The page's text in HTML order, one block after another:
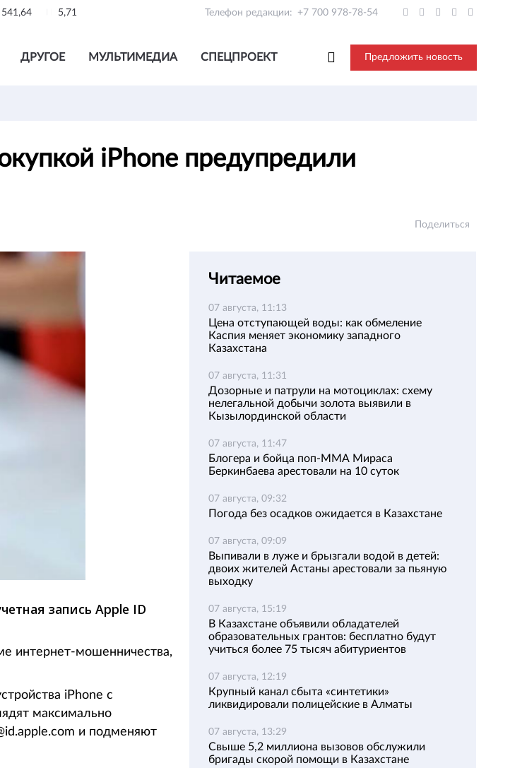
541,64 5,71 Телефон редакции: +7 700 978-78-54
ДРУГОЕ МУЛЬТИМЕДИА СПЕЦПРОЕКТ Предложить новость
iPhone предупредили
Поделиться
запись Apple ID
интернет-мошенничества,
iPhone с
максимально
и подменяют
Читаемое
07 августа, 11:13
Цена отступающей воды: как обмеление
Каспия меняет экономику западного
Казахстана
07 августа, 11:31
Дозорные и патрули на мотоциклах: схему
нелегальной добычи золота выявили в
Кызылординской области
07 августа, 11:47
Блогера и бойца поп-ММА Мираса
Беркинбаева арестовали на 10 суток
07 августа, 09:32
Погода без осадков ожидается в Казахстане
07 августа, 09:09
Выпивали в луже и брызгали водой в детей:
двоих жителей Астаны арестовали за пьяную
выходку
07 августа, 15:19
В Казахстане объявили обладателей
образовательных грантов: бесплатно будут
учиться более 75 тысяч абитуриентов
07 августа, 12:19
Крупный канал сбыта «синтетики»
ликвидировали полицейские в Алматы
07 августа, 13:29
Свыше 5,2 миллиона вызовов обслужили
бригады скорой помощи в Казахстане